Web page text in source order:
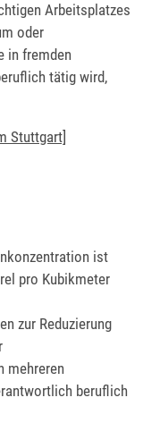
Arbeitsplatzes
oder
in fremden
tätig wird,
Stuttgart]
ist
pro Kubikmeter
zur Reduzierung
mehreren
beruflich